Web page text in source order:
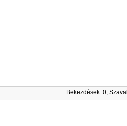
Bekezdések: 0,